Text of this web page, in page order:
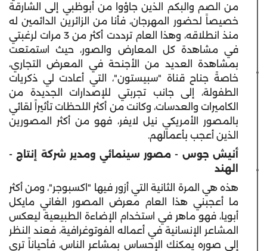
من الصم والبكم الذين جاؤوا من أبوظبي إلى الشارقة
خصيصاً لحضور المهرجان، فأنا من الزائرين الدائمين له
منذ انطلاقه، وهذا العام ترددت أكثر من 3 مرات لرغبتي
في مشاهدة كل المعارض والصور، حيث استمتعت
بمشاهدة العديد من الأجنحة في المعرض التجاري،
خاصةً جناح قناة "سبيستون"، التي أعادت لي ذكريات
الطفولة، إلى جانب تجربتي للإصدارات الجديدة من
الكاميرات والعدسات، وكانت من أكثر اللحظات تأثيراً لقائي
بالمصور الأمريكي نيل لايفر، فهو من أكثر المصورين
الذين أعجب بأعمالهم.
أنيش جوس - مصور سينمائي ومدير شركة إنتاج -
الهند
هذه هي المرة الثانية التي أزور فيها "اكسبوجر"، ومن أكثر
ما أعجبني هذا العام معرض المصور الغاني مايكل
أبويا، فهو ماهر في استخدام الإضاءة الطبيعية ليعكس
المشاعر الإنسانية في أعماله الفوتوغرافية، فعند النظر
إلى صوره يمكنك الإحساس بمشاعر الناس، فأحياناً ترى